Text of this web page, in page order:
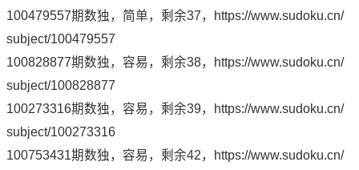
100479557期数独，简单，剩余37，
https://www.sudoku.cn/
subject/100479557
100828877期数独，容易，剩余38，
https://www.sudoku.cn/
subject/100828877
100273316期数独，容易，剩余39，
https://www.sudoku.cn/
subject/100273316
100753431期数独，容易，剩余42，
https://www.sudoku.cn/